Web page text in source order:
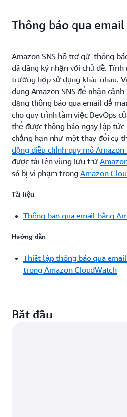
Thông báo qua email
Amazon SNS hỗ trợ gửi thông
đã đăng ký nhận với chủ đề.
trường hợp sử dụng khác nhau.
dụng Amazon SNS để nhận
dạng thông báo qua email để
cho quy trình làm việc DevOps
thể được thông báo ngay lập tức
chẳng hạn như một thay đổi cụ
động điều chỉnh quy mô Amazon
được tải lên vùng lưu trữ
số bị vi phạm trong Amazon
Tài liệu
Thông báo qua email bằng
Hướng dẫn
Thiết lập thông báo qua email
trong Amazon CloudWatch
Bắt đầu